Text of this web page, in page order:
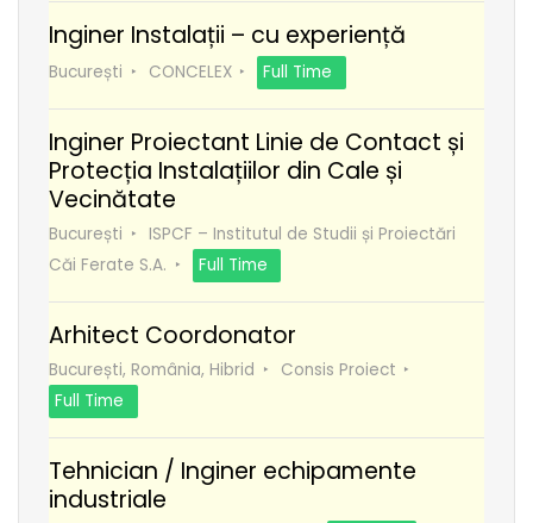
Inginer Instalații – cu experiență
București CONCELEX Full Time
Inginer Proiectant Linie de Contact și
Protecția Instalațiilor din Cale și
Vecinătate
București
ISPCF – Institutul de Studii și Proiectări
Căi Ferate S.A.
Full Time
Arhitect Coordonator
București, România, Hibrid
Consis Proiect
Full Time
Tehnician / Inginer echipamente
industriale